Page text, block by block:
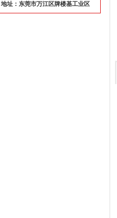
地址：东莞市万江区牌楼基工业区